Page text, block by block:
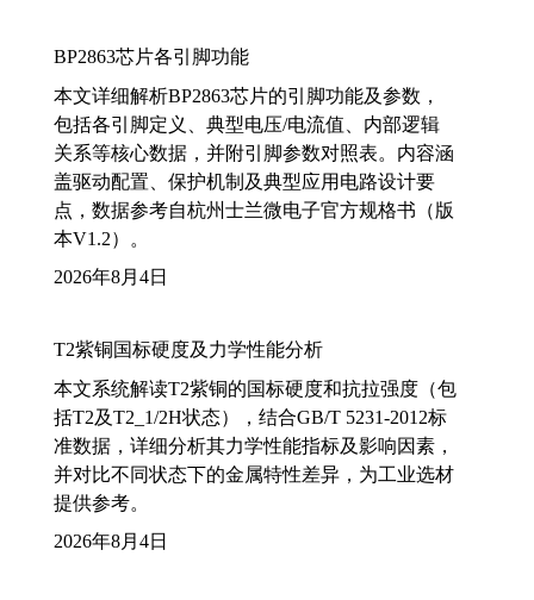
BP2863芯片各引脚功能
本文详细解析BP2863芯片的引脚功能及参数，
包括各引脚定义、典型电压/电流值、内部逻辑
关系等核心数据，并附引脚参数对照表。内容涵
盖驱动配置、保护机制及典型应用电路设计要
点，数据参考自杭州士兰微电子官方规格书（版
本V1.2）。
2026年8月4日
T2紫铜国标硬度及力学性能分析
本文系统解读T2紫铜的国标硬度和抗拉强度（包
括T2及T2_1/2H状态），结合GB/T 5231-2012标
准数据，详细分析其力学性能指标及影响因素，
并对比不同状态下的金属特性差异，为工业选材
提供参考。
2026年8月4日